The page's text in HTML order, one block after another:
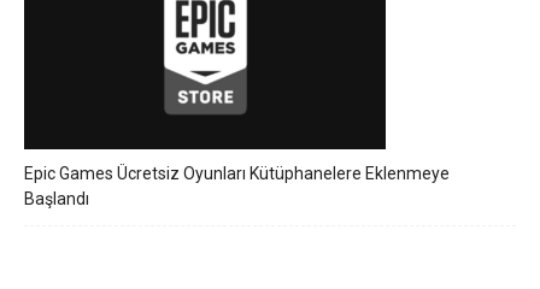
Epic Games Ücretsiz Oyunları Kütüphanelere Eklenmeye
Başlandı